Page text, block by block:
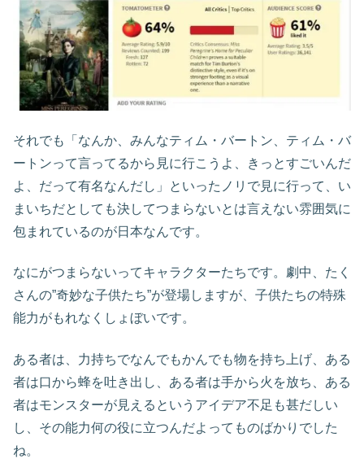
それでも「なんか、みんなティム・バートン、ティム・バ
ートンって言ってるから見に行こうよ、きっとすごいんだ
よ、だって有名なんだし」といったノリで見に行って、い
まいちだとしても決してつまらないとは言えない雰囲気に
包まれているのが日本なんです。
なにがつまらないってキャラクターたちです。劇中、たく
さんの”奇妙な子供たち”が登場しますが、子供たちの特殊
能力がもれなくしょぼいです。
ある者は、力持ちでなんでもかんでも物を持ち上げ、ある
者は口から蜂を吐き出し、ある者は手から火を放ち、ある
者はモンスターが見えるというアイデア不足も甚だしい
し、その能力何の役に立つんだよってものばかりでした
ね。